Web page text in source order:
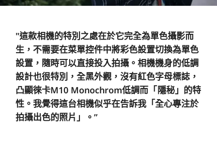
"這款相機的特別之處在於它完全為單色攝影而
生，不需要在菜單控件中將彩色設置切換為單色
設置，隨時可以直接投入拍攝。相機機身的低調
設計也很特別，全黑外觀，沒有紅色字母標誌，
凸顯徠卡M10 Monochrom低調而「隱秘」的特
性。我覺得這台相機似乎在告訴我「全心專注於
拍攝出色的照片」。”